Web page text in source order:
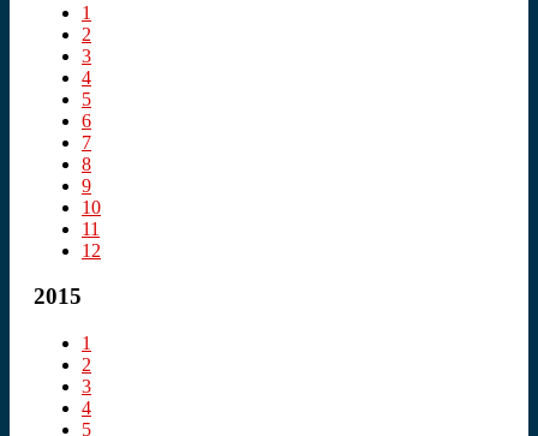
1
2
3
4
5
6
7
8
9
10
11
12
2015
1
2
3
4
5